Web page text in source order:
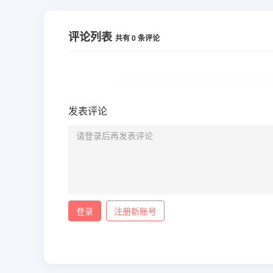
评论列表 共有0条评论
发表评论
登录 注册新账号